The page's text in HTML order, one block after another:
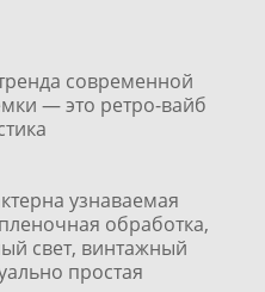
современной
— это ретро-вайб
узнаваемая
обработка,
свет, винтажный
простая